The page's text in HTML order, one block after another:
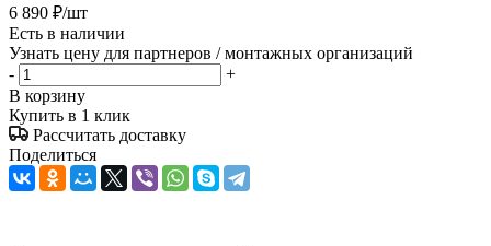
6 890 ₽/шт
Есть в наличии
Узнать цену для партнеров / монтажных организаций
-
+
В корзину
Купить в 1 клик
Рассчитать доставку
Поделиться